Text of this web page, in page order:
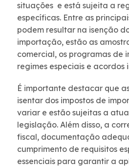
situações e está sujeita a
específicas. Entre as
podem resultar na isenção
importação, estão as
comercial, os programas de
regimes especiais e acordos
É importante destacar que
isentar dos impostos de
variar e estão sujeitas a
legislação. Além disso, a
fiscal, documentação
cumprimento de requisitos
essenciais para garantir a